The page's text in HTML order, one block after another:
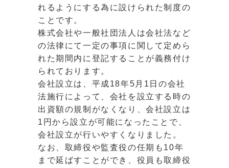
れるようにする為に設けられた制度の
ことです。
株式会社や一般社団法人は会社法など
の法律にて一定の事項に関して定めら
れた期間内に登記することが義務付け
られております。
会社設立は、平成18年5月1日の会社
法施行によって、会社を設立する時の
出資額の規制がなくなり、会社設立は
1円から設立が可能になったことで、
会社設立が行いやすくなりました。
なお、取締役や監査役の任期も10年
まで延ばすことができ、役員も取締役